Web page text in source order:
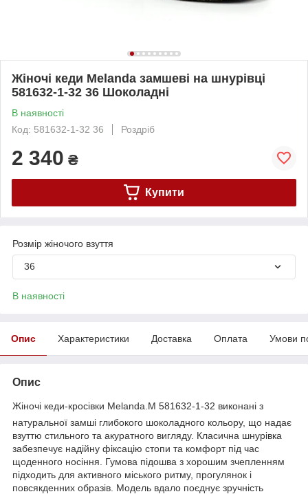
Жіночі кеди Melanda замшеві на шнурівці
581632-1-32 36 Шоколадні
В наявності
Код: 581632-1-32 36
Роздріб
2 340 ₴
Купити
Розмір жіночого взуття
36
В наявності
Опис Характеристики Доставка Оплата Умови
Опис
Жіночі кеди-кросівки Melanda.M 581632-1-32 виконані з
натуральної замші глибокого шоколадного кольору, що надає
взуттю стильного та акуратного вигляду. Класична шнурівка
забезпечує надійну фіксацію стопи та комфорт під час
щоденного носіння. Гумова підошва з хорошим зчепленням
підходить для активного міського ритму, прогулянок і
повсякденних образів. Модель вдало поєднує зручність